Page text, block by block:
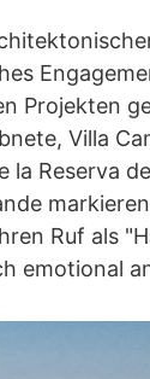
Projekten
Villa
Reserva
Ruf als
emotional